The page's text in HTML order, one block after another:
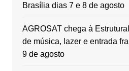
Brasília dias 7 e 8 de agosto
AGROSAT chega à
de música, lazer e entrada
9 de agosto